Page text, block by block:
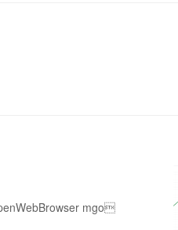
mgo